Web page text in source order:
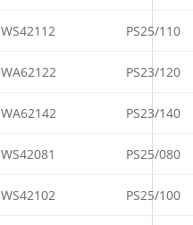
WS42112 PS25/110
WA62122 PS23/120
WA62142 PS23/140
WS42081 PS25/080
WS42102 PS25/100